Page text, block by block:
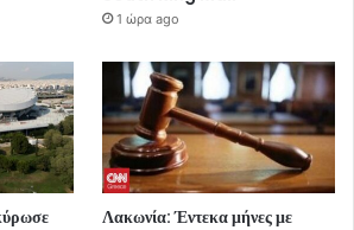
1 ώρα ago
Λακωνία: Έντεκα μήνες με